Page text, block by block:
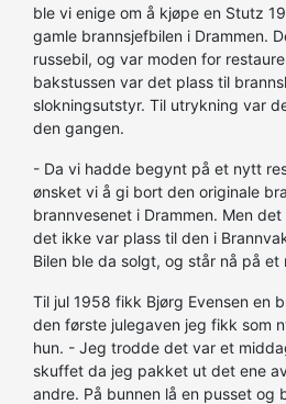
ble vi enige om å kjøpe en Stutz
gamle brannsjefbilen i Drammen.
russebil, og var moden for
bakstussen var det plass til
slokningsutstyr. Til utrykning var
den gangen.
- Da vi hadde begynt på et nytt
ønsket vi å gi bort den originale
brannvesenet i Drammen. Men
det ikke var plass til den i
Bilen ble da solgt, og står nå på et
Til jul 1958 fikk Bjørg Evensen en
den første julegaven jeg fikk som
hun. - Jeg trodde det var et
skuffet da jeg pakket ut det ene
andre. På bunnen lå en pusset og